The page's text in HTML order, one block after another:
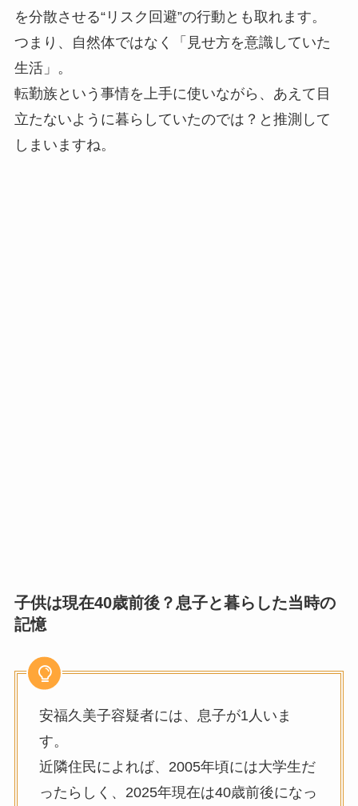
を分散させる“リスク回避”の行動とも取れます。
つまり、自然体ではなく「見せ方を意識していた
生活」。
転勤族という事情を上手に使いながら、あえて目
立たないように暮らしていたのでは？と推測して
しまいますね。
子供は現在40歳前後？息子と暮らした当時の
記憶
安福久美子容疑者には、息子が1人いま
す。
近隣住民によれば、2005年頃には大学生だ
ったらしく、2025年現在は40歳前後になっ